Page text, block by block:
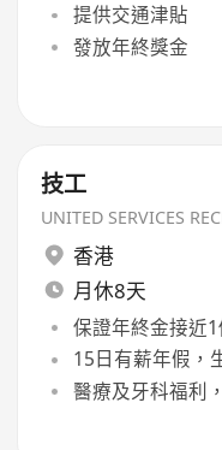
提供交通津貼
發放年終獎金
技工
香港
月休8天
保證年終金接近
15日有薪年假，
醫療及牙科福利